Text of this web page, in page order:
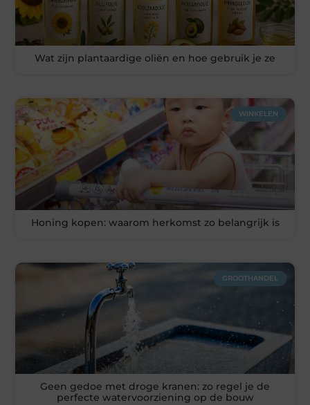
Wat zijn plantaardige oliën en hoe gebruik je ze
WINKELEN
Honing kopen: waarom herkomst zo belangrijk is
GROOTHANDEL
Geen gedoe met droge kranen: zo regel je de
perfecte watervoorziening op de bouw